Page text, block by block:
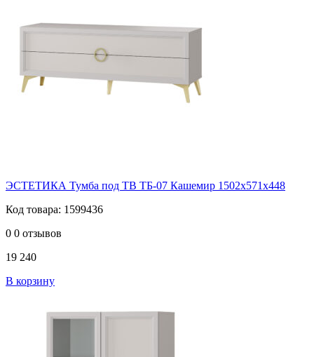
ЭСТЕТИКА Тумба под ТВ ТБ-07 Кашемир 1502х571х448
Код товара: 1599436
0 0 отзывов
19 240
В корзину